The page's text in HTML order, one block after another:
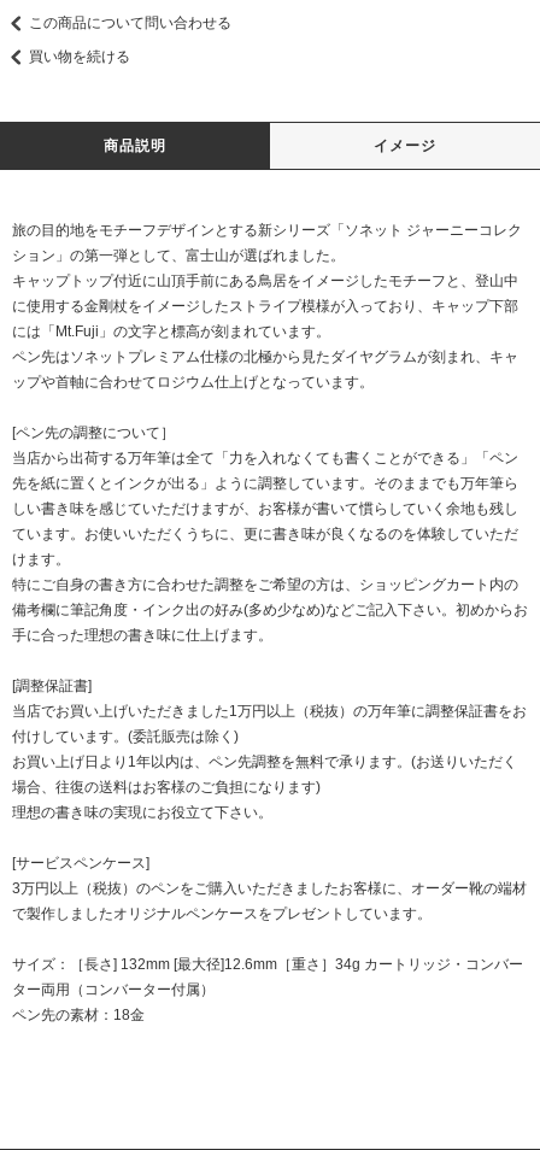
この商品について問い合わせる
買い物を続ける
商品説明 イメージ
旅の目的地をモチーフデザインとする新シリーズ「ソネット ジャーニーコレク
ション」の第一弾として、富士山が選ばれました。
キャップトップ付近に山頂手前にある鳥居をイメージしたモチーフと、登山中
に使用する金剛杖をイメージしたストライプ模様が入っており、キャップ下部
には「Mt.Fuji」の文字と標高が刻まれています。
ペン先はソネットプレミアム仕様の北極から見たダイヤグラムが刻まれ、キャ
ップや首軸に合わせてロジウム仕上げとなっています。
[ペン先の調整について］
当店から出荷する万年筆は全て「力を入れなくても書くことができる」「ペン
先を紙に置くとインクが出る」ように調整しています。そのままでも万年筆ら
しい書き味を感じていただけますが、お客様が書いて慣らしていく余地も残し
ています。お使いいただくうちに、更に書き味が良くなるのを体験していただ
けます。
特にご自身の書き方に合わせた調整をご希望の方は、ショッピングカート内の
備考欄に筆記角度・インク出の好み(多め少なめ)などご記入下さい。初めからお
手に合った理想の書き味に仕上げます。
[調整保証書]
当店でお買い上げいただきました1万円以上（税抜）の万年筆に調整保証書をお
付けしています。(委託販売は除く)
お買い上げ日より1年以内は、ペン先調整を無料で承ります。(お送りいただく
場合、往復の送料はお客様のご負担になります)
理想の書き味の実現にお役立て下さい。
[サービスペンケース]
3万円以上（税抜）のペンをご購入いただきましたお客様に、オーダー靴の端材
で製作しましたオリジナルペンケースをプレゼントしています。
サイズ：［長さ] 132mm [最大径]12.6mm［重さ］34g カートリッジ・コンバー
ター両用（コンバーター付属）
ペン先の素材：18金